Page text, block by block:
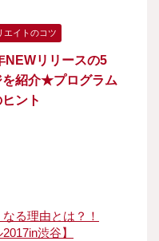
エイトのコツ
NEWリリースの5
を紹介★プログラム
ント
る理由とは？！
渋谷】